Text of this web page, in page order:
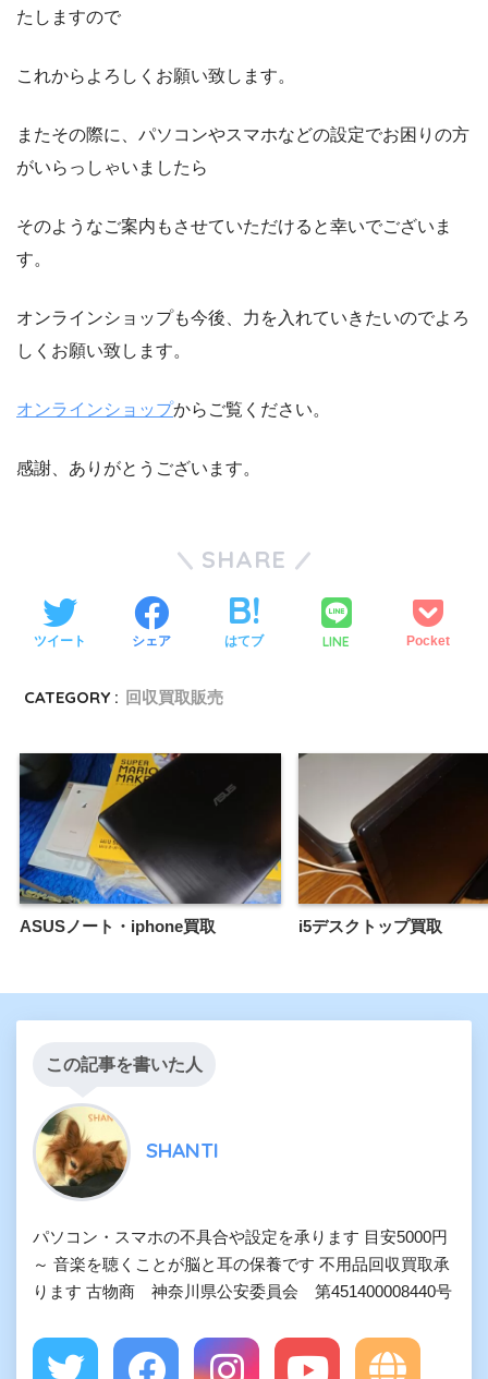
たしますので
これからよろしくお願い致します。
またその際に、パソコンやスマホなどの設定でお困りの方
がいらっしゃいましたら
そのようなご案内もさせていただけると幸いでございま
す。
オンラインショップも今後、力を入れていきたいのでよろ
しくお願い致します。
オンラインショップからご覧ください。
感謝、ありがとうございます。
SHARE
ツイート シェア はてブ LINE Pocket
CATEGORY : 回収買取販売
ASUSノート・iphone買取 i5デスクトップ買取
この記事を書いた人
SHANTI
パソコン・スマホの不具合や設定を承ります 目安5000円
～ 音楽を聴くことが脳と耳の保養です 不用品回収買取承
ります 古物商 神奈川県公安委員会 第451400008440号